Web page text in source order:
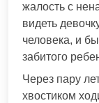
жалость с
видеть
человека, и
забитого
Через пару
хвостиком